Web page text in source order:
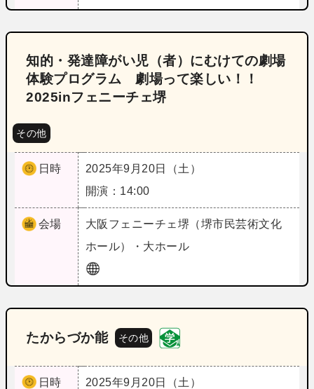
知的・発達障がい児（者）にむけての劇場
体験プログラム 劇場って楽しい！！
2025inフェニーチェ堺
その他
日時
2025年9月20日（土）
開演：14:00
会場 大阪 フェニーチェ堺（堺市民芸術文化
ホール）・大ホール
たからづか能 その他
日時
2025年9月20日（土）